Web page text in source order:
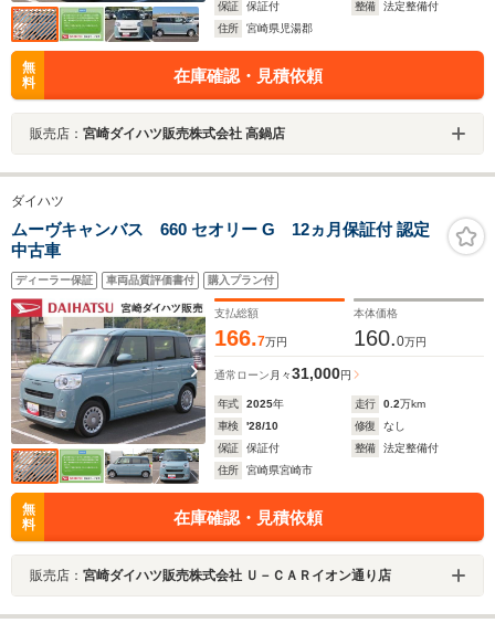
保証 保証付 整備
法定整備付
住所
宮崎県児湯郡
無
料
在庫確認・見積依頼
販売店： 宮崎ダイハツ販売株式会社 高鍋店
ダイハツ
ムーヴキャンバス 660 セオリー G 12ヵ月保証付 認定
中古車
ディーラー保証 車両品質評価書付 購入プラン付
支払総額
166.7万円
本体価格
160.0万円
通常ローン 月々31,000円
年式 2025年 走行 0.2万km
車検
'28/10 修復
なし
保証
保証付 整備
法定整備付
住所
宮崎県宮崎市
無
料
在庫確認・見積依頼
販売店： 宮崎ダイハツ販売株式会社 Ｕ－ＣＡＲイオン通り店